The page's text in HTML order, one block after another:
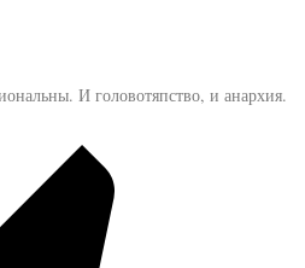
И головотяпство, и анархия.